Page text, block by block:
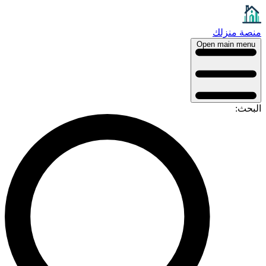
منصة منزلك
Open main menu
البحث: